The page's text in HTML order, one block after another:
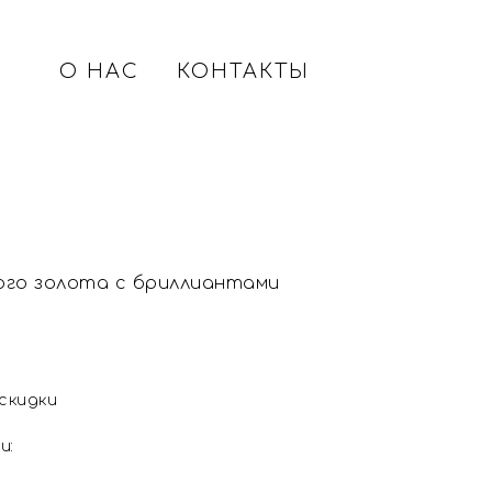
О НАС КОНТАКТЫ
золота с бриллиантами